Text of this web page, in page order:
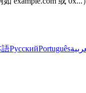
語РусскийPortuguês